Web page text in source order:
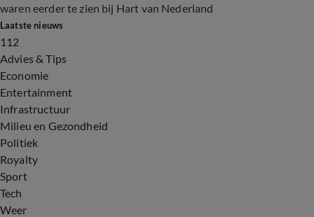
waren eerder te zien bij Hart van Nederland
Laatste nieuws
112
Advies & Tips
Economie
Entertainment
Infrastructuur
Milieu en Gezondheid
Politiek
Royalty
Sport
Tech
Weer